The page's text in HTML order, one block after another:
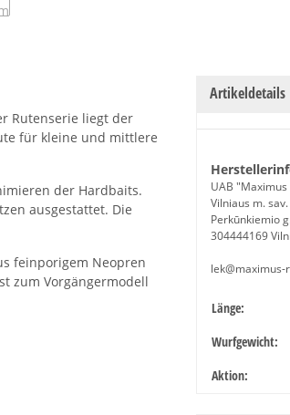
Rutenserie liegt der
für kleine und mittlere
der Hardbaits.
ausgestattet. Die
feinporigem Neopren
zum Vorgängermodell
Artikeldetails
UAB "Maximus
Vilniaus m.
Perkūnkiemio
304444169
lek@maximus-
Wert
Länge:
Wurfgewicht:
Aktion: